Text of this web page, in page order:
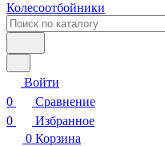
Колесоотбойники
Войти
0
Сравнение
0
Избранное
0 Корзина